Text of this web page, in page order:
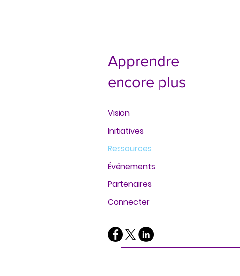
Vision
Initiatives
Ressources
Événements
Partenaires
Connecter
Apprendre
encore plus